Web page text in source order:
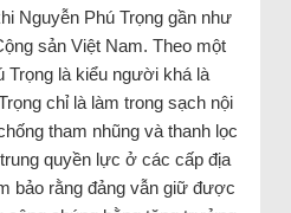
Nguyễn Phú Trọng gần như
sản Việt Nam. Theo một
Trọng là kiểu người khá là
chỉ là làm trong sạch nội
tham nhũng và thanh lọc
quyền lực ở các cấp địa
bảo rằng đảng vẫn giữ được